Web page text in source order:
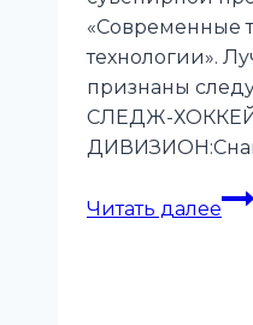
«Современные
технологии».
признаны
СЛЕДЖ-
Читать далее